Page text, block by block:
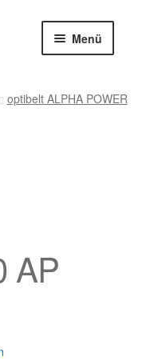
Menü
optibelt ALPHA POWER
AP